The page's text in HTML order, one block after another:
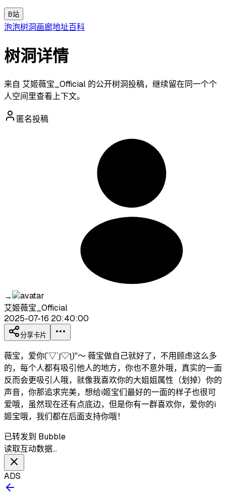
B站
泡泡树洞画廊地址百科
树洞详情
来自 艾姬薇宝_Official 的公开树洞投稿，继续留在同一个个
人空间里查看上下文。
匿名投稿
→
艾姬薇宝_Official
2025-07-16 20:40:00
分享卡片
薇宝，爱你(´▽`ʃ♡ƪ)"～ 薇宝做自己就好了，不用顾虑这么多
的，每个人都有吸引他人的地方，你也不意外哦，真实的一面
反而会更吸引人哦，就像我喜欢你的大姐姐属性（划掉）你的
声音，你那追求完美，想给i姬宝们最好的一面的样子也很可
爱哦，虽然现在还有点底边，但是你有一群喜欢你，爱你的i
姬宝哦，我们都在后面支持你哦！
已转发到 Bubble
读取互动数据…
ADS